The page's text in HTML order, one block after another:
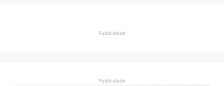
Publicidade
Publicidade